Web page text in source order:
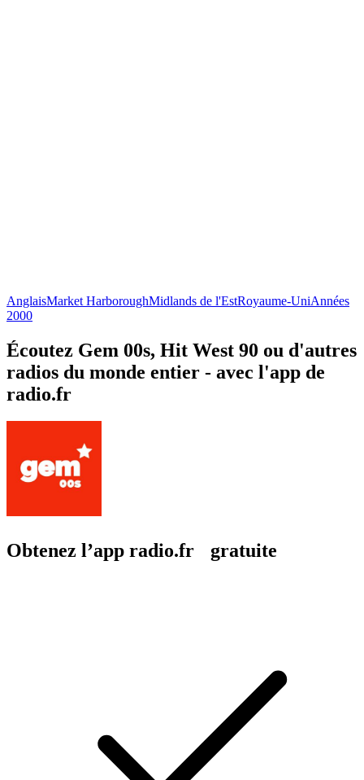
AnglaisMarket HarboroughMidlands de l'EstRoyaume-UniAnnées
2000
Écoutez Gem 00s, Hit West 90 ou d'autres
radios du monde entier - avec l'app de
radio.fr
Obtenez l’app radio.fr gratuite